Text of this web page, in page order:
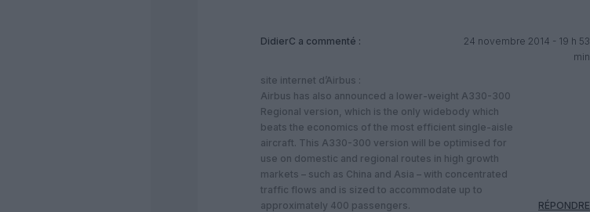
DidierC a commenté :
24 novembre 2014 - 19 h 53
min
site internet d’Airbus :
Airbus has also announced a lower-weight A330-300
Regional version, which is the only widebody which
beats the economics of the most efficient single-aisle
aircraft. This A330-300 version will be optimised for
use on domestic and regional routes in high growth
markets – such as China and Asia – with concentrated
traffic flows and is sized to accommodate up to
approximately 400 passengers.
RÉPONDRE